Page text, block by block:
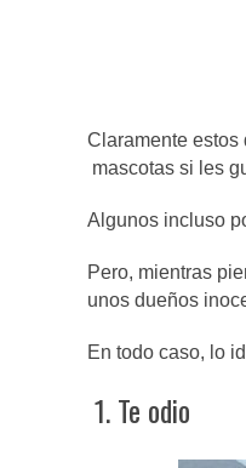
Claramente estos
mascotas si les
Algunos incluso
Pero, mientras
unos dueños
En todo caso, lo
1. Te odio